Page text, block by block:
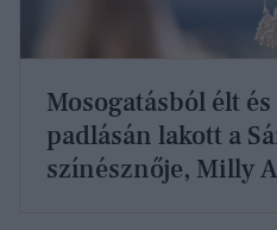
Mosogatásból élt
padlásán lakott a
színésznője, Milly